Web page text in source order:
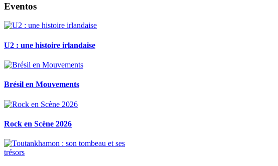
Eventos
U2 : une histoire irlandaise
Brésil en Mouvements
Rock en Scène 2026